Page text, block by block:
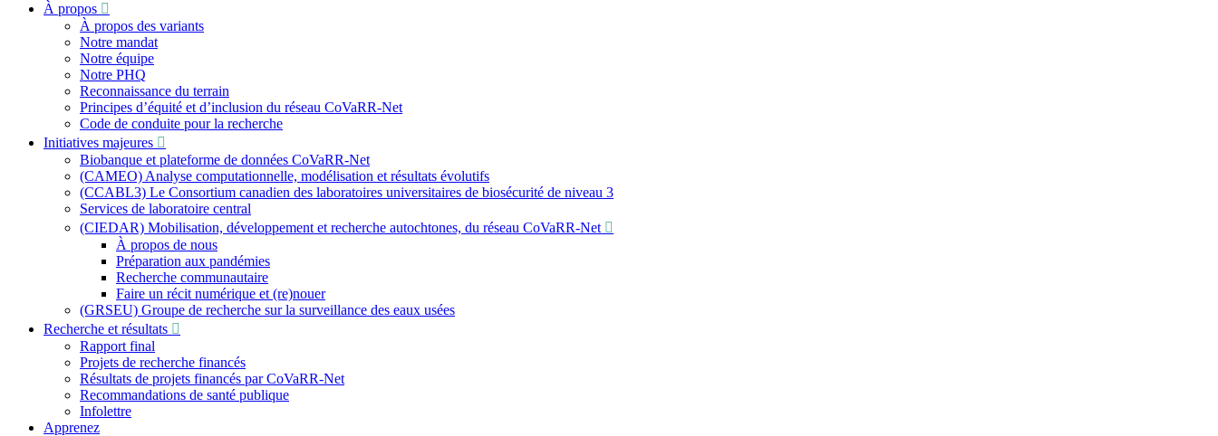
À propos
À propos des variants
Notre mandat
Notre équipe
Notre PHQ
Reconnaissance du terrain
Principes d’équité et d’inclusion du réseau CoVaRR-Net
Code de conduite pour la recherche
Initiatives majeures
Biobanque et plateforme de données CoVaRR-Net
(CAMEO) Analyse computationnelle, modélisation et résultats évolutifs
(CCABL3) Le Consortium canadien des laboratoires universitaires de biosécurité de niveau 3
Services de laboratoire central
(CIEDAR) Mobilisation, développement et recherche autochtones, du réseau CoVaRR-Net
À propos de nous
Préparation aux pandémies
Recherche communautaire
Faire un récit numérique et (re)nouer
(GRSEU) Groupe de recherche sur la surveillance des eaux usées
Recherche et résultats
Rapport final
Projets de recherche financés
Résultats de projets financés par CoVaRR-Net
Recommandations de santé publique
Infolettre
Apprenez